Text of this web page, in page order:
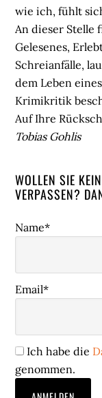
wie ich, fühlt
An dieser Stelle
Gelesenes,
Schreianfälle,
dem Leben
Krimikritik
Auf Ihre
Tobias Gohlis
WOLLEN SIE
VERPASSEN?
Name*
Email*
Ich habe die
genommen.